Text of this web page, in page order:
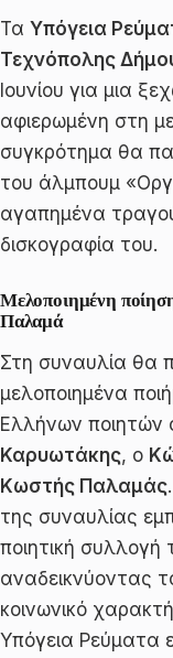
Τα Υπόγεια
Τεχνόπολης
Ιουνίου για μια
αφιερωμένη στη
συγκρότημα θα
του άλμπουμ
αγαπημένα
δισκογραφία του.
Μελοποιημένη
Παλαμά
Στη συναυλία θα
μελοποιημένα
Ελλήνων ποιητών
Καρυωτάκης, ο
Κωστής Παλαμάς
της συναυλίας
ποιητική
αναδεικνύοντας
κοινωνικό
Υπόγεια Ρεύματα